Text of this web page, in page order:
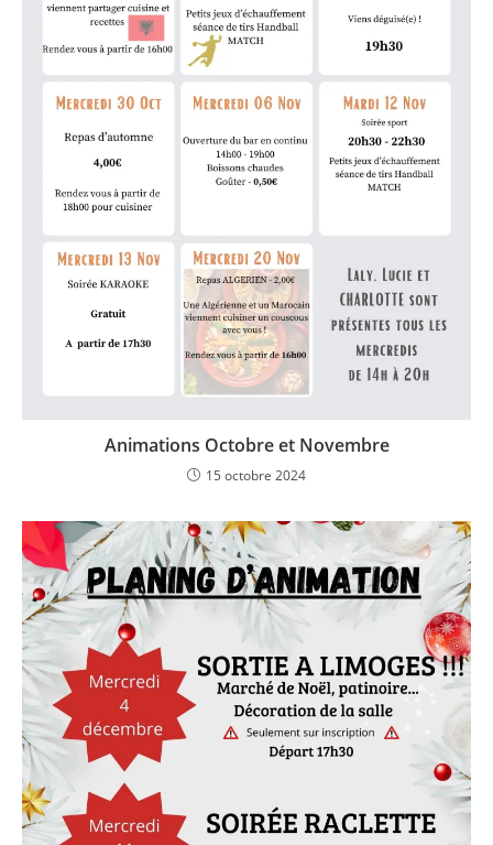
Animations Octobre et Novembre
15 octobre 2024